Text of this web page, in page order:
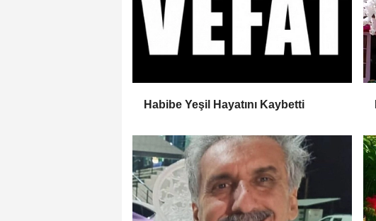
Habibe Yeşil Hayatını Kaybetti